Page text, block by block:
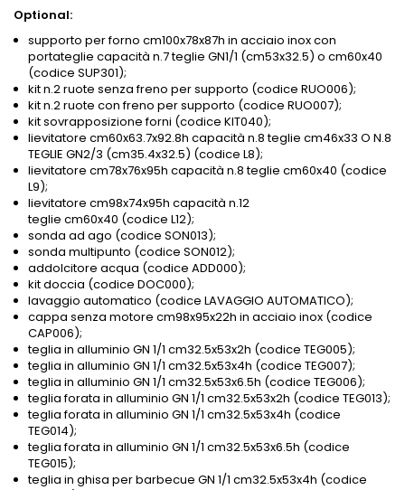
Optional:
supporto per forno cm100x78x87h in acciaio inox con
portateglie capacità n.7 teglie GN1/1 (cm53x32.5) o cm60x40
(codice SUP301);
kit n.2 ruote senza freno per supporto (codice RUO006);
kit n.2 ruote con freno per supporto (codice RUO007);
kit sovrapposizione forni (codice KIT040);
lievitatore cm60x63.7x92.8h capacità n.8 teglie cm46x33 O N.8
TEGLIE GN2/3 (cm35.4x32.5) (codice L8);
lievitatore cm78x76x95h capacità n.8 teglie cm60x40 (codice
L9);
lievitatore cm98x74x95h capacità n.12
teglie cm60x40 (codice L12);
sonda ad ago (codice SON013);
sonda multipunto (codice SON012);
addolcitore acqua (codice ADD000);
kit doccia (codice DOC000);
lavaggio automatico (codice LAVAGGIO AUTOMATICO);
cappa senza motore cm98x95x22h in acciaio inox (codice
CAP006);
teglia in alluminio GN 1/1 cm32.5x53x2h (codice TEG005);
teglia in alluminio GN 1/1 cm32.5x53x4h (codice TEG007);
teglia in alluminio GN 1/1 cm32.5x53x6.5h (codice TEG006);
teglia forata in alluminio GN 1/1 cm32.5x53x2h (codice TEG013);
teglia forata in alluminio GN 1/1 cm32.5x53x4h (codice
TEG014);
teglia forata in alluminio GN 1/1 cm32.5x53x6.5h (codice
TEG015);
teglia in ghisa per barbecue GN 1/1 cm32.5x53x4h (codice